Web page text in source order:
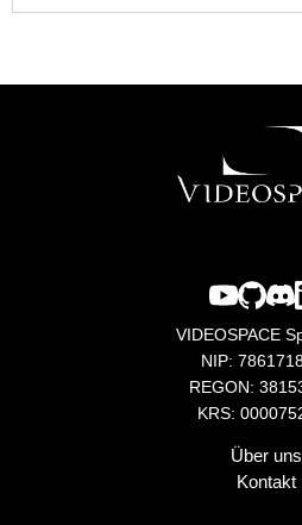
VIDEOSPACE
NIP:
REGON:
KRS:
Über uns
Kontakt